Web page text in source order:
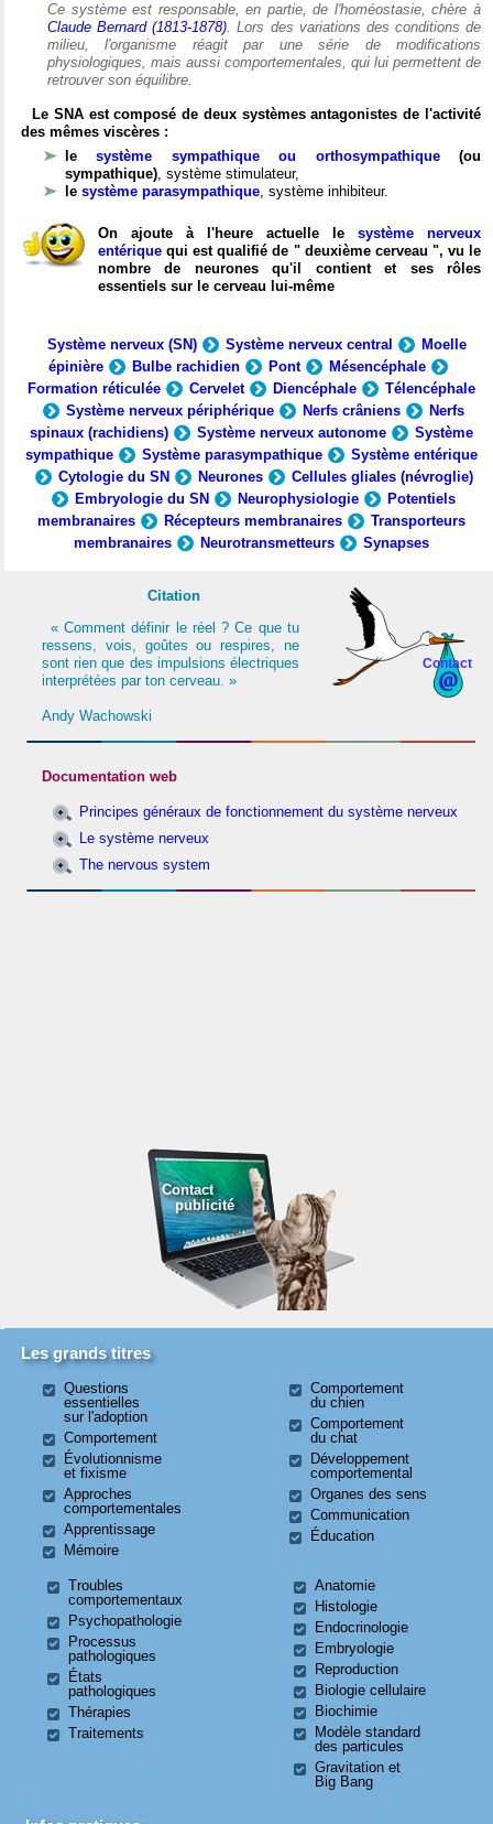
Ce système est responsable, en partie, de l'homéostasie, chère à
Claude Bernard (1813-1878). Lors des variations des conditions de
milieu, l'organisme réagit par une série de modifications
physiologiques, mais aussi comportementales, qui lui permettent de
retrouver son équilibre.
Le SNA est composé de deux systèmes antagonistes de l'activité
des mêmes viscères :
lesystème sympathique ou orthosympathique(ou
sympathique), système stimulateur,
le système parasympathique, système inhibiteur.
On ajoute à l'heure actuelle le système nerveux
entérique qui est qualifié de " deuxième cerveau ", vu le
nombre de neurones qu'il contient et ses rôles
essentiels sur le cerveau lui-même
Système nerveux (SN) Système nerveux central
Moelle
épinière
Bulbe rachidien Pont
Mésencéphale
Formation réticulée
Cervelet Diencéphale
Télencéphale
Système nerveux périphérique
Nerfs crâniens
Nerfs
spinaux (rachidiens)
Système nerveux autonome
Système
sympathique
Système parasympathique
Système entérique
Cytologie du SN
Neurones
Cellules gliales (névroglie)
Embryologie du SN
Neurophysiologie
Potentiels
membranaires
Récepteurs membranaires
Transporteurs
membranaires
Neurotransmetteurs Synapses
Contact
Citation
« Comment définir le réel ? Ce que tu
ressens, vois, goûtes ou respires, ne
sont rien que des impulsions électriques
interprétées par ton cerveau. »
Andy Wachowski
Documentation web
Principes généraux de fonctionnement du système nerveux
Le système nerveux
The nervous system
Contact
publicité
Les grands titres
Questions
essentielles
sur l'adoption
Comportement
Évolutionnisme
et fixisme
Approches
comportementales
Apprentissage
Mémoire
Comportement
du chien
Comportement
du chat
Développement
comportemental
Organes des sens
Communication
Éducation
Troubles
comportementaux
Psychopathologie
Processus
pathologiques
États
pathologiques
Thérapies
Traitements
Anatomie
Histologie
Endocrinologie
Embryologie
Reproduction
Biologie cellulaire
Biochimie
Modèle standard
des particules
Gravitation et
Big Bang